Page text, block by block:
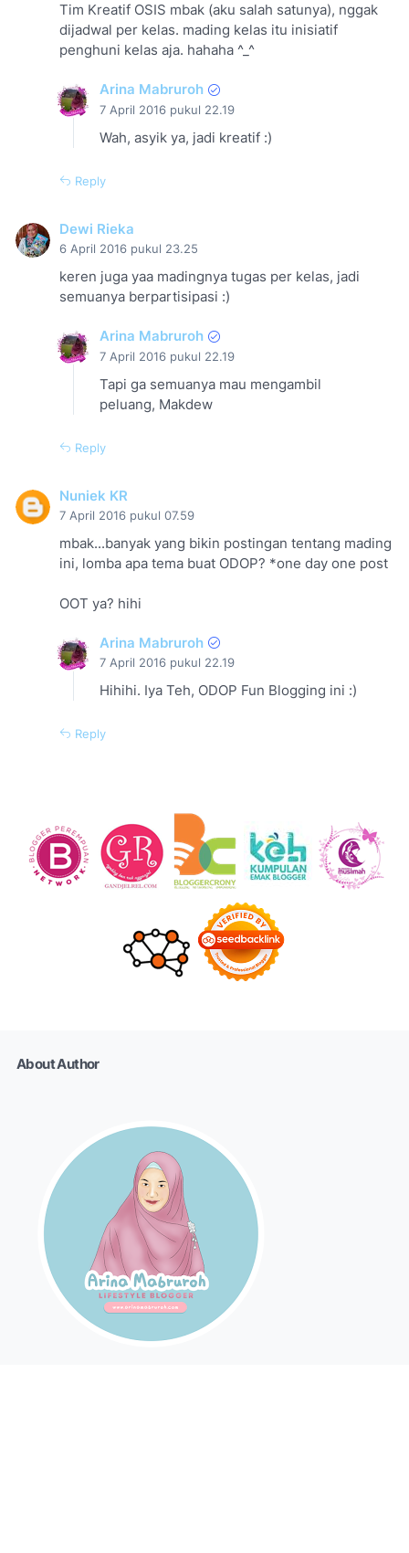
Tim Kreatif OSIS mbak (aku salah satunya), nggak
dijadwal per kelas. mading kelas itu inisiatif
penghuni kelas aja. hahaha ^_^
Arina Mabruroh
7 April 2016 pukul 22.19
Wah, asyik ya, jadi kreatif :)
Reply
Dewi Rieka
6 April 2016 pukul 23.25
keren juga yaa madingnya tugas per kelas, jadi
semuanya berpartisipasi :)
Arina Mabruroh
7 April 2016 pukul 22.19
Tapi ga semuanya mau mengambil
peluang, Makdew
Reply
Nuniek KR
7 April 2016 pukul 07.59
mbak...banyak yang bikin postingan tentang mading
ini, lomba apa tema buat ODOP? *one day one post
OOT ya? hihi
Arina Mabruroh
7 April 2016 pukul 22.19
Hihihi. Iya Teh, ODOP Fun Blogging ini :)
Reply
About Author